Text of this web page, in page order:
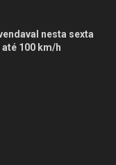
nesta sexta
100 km/h